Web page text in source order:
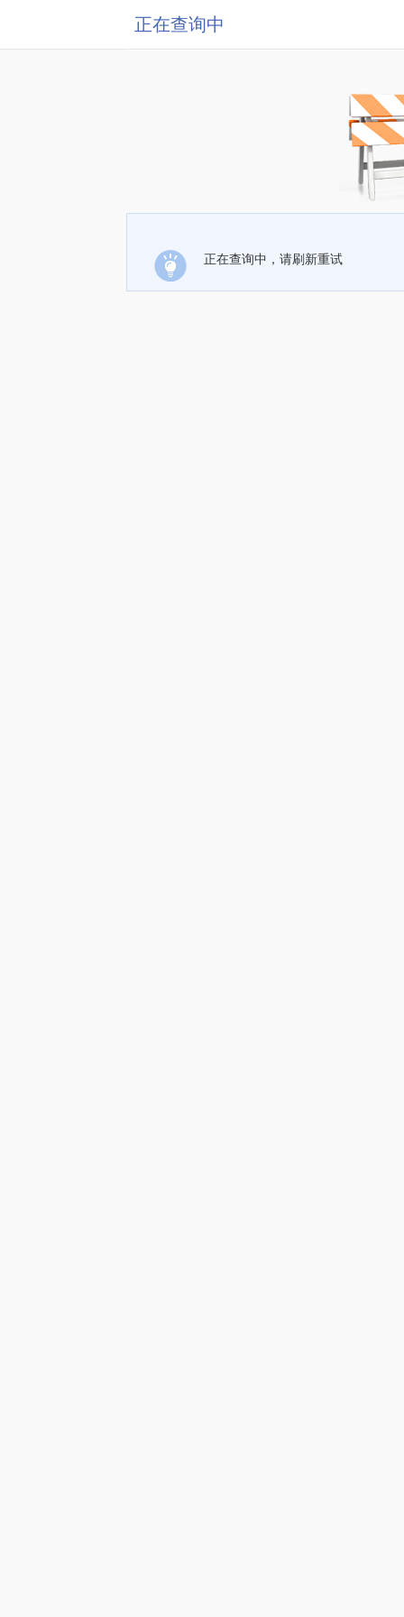
正在查询中
正在查询中，请刷新重试